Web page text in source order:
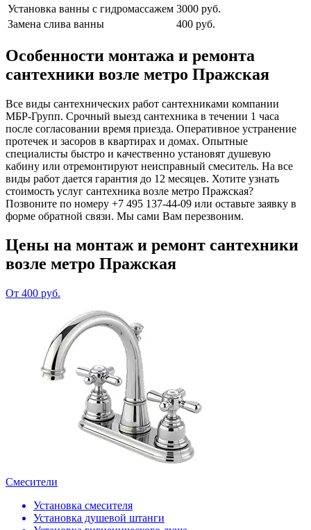
Установка ванны с гидромассажем 3000 руб.
Замена слива ванны
400 руб.
Особенности монтажа и ремонта
сантехники возле метро Пражская
Все виды сантехнических работ сантехниками компании
МБР-Групп. Срочный выезд сантехника в течении 1 часа
после согласовании время приезда. Оперативное устранение
протечек и засоров в квартирах и домах. Опытные
специалисты быстро и качественно установят душевую
кабину или отремонтируют неисправный смеситель. На все
виды работ дается гарантия до 12 месяцев. Хотите узнать
стоимость услуг сантехника возле метро Пражская?
Позвоните по номеру +7 495 137-44-09 или оставьте заявку в
форме обратной связи. Мы сами Вам перезвоним.
Цены на монтаж и ремонт сантехники
возле метро Пражская
От 400 руб.
Смесители
Установка смесителя
Установка душевой штанги